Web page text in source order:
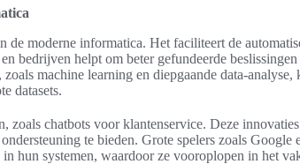
de moderne informatica. Het faciliteert de
bedrijven helpt om beter gefundeerde
, zoals machine learning en diepgaande data-analyse,
datasets.
zoals chatbots voor klantenservice. Deze
te bieden. Grote spelers zoals Google
hun systemen, waardoor ze vooroplopen in het